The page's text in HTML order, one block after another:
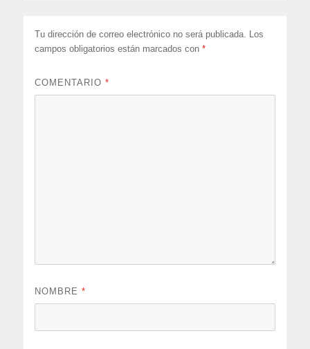
Tu dirección de correo electrónico no será publicada. Los
campos obligatorios están marcados con*
COMENTARIO*
NOMBRE*